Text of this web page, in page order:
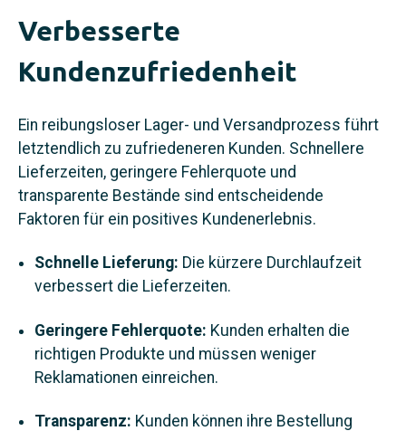
Verbesserte
Kundenzufriedenheit
Ein reibungsloser Lager- und Versandprozess führt
letztendlich zu zufriedeneren Kunden. Schnellere
Lieferzeiten, geringere Fehlerquote und
transparente Bestände sind entscheidende
Faktoren für ein positives Kundenerlebnis.
Schnelle Lieferung: Die kürzere Durchlaufzeit
verbessert die Lieferzeiten.
Geringere Fehlerquote: Kunden erhalten die
richtigen Produkte und müssen weniger
Reklamationen einreichen.
Transparenz: Kunden können ihre Bestellung